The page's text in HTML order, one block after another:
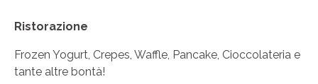
NEGOZI
SERVIZI
Ristorazione
Frozen Yogurt, Crepes, Waffle, Pancake, Cioccolateria e
tante altre bontà!